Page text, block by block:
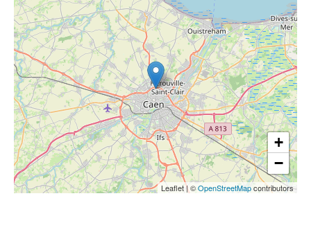
+
−
Leaflet|©OpenStreetMapcontributors